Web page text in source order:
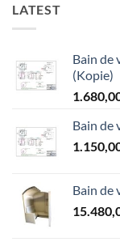
LATEST
Bain de
(Kopie)
Bain de
Bain de